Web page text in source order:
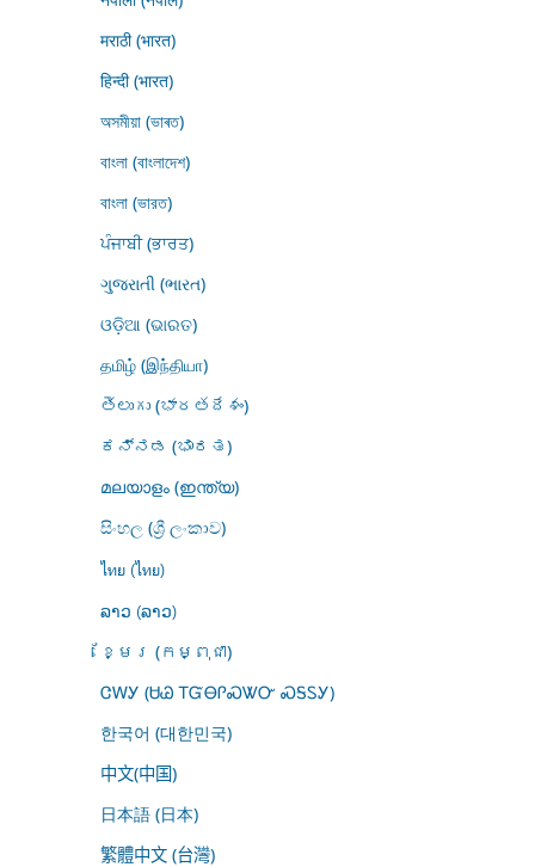
मराठी (भारत)
हिन्दी (भारत)
অসমীয়া (ভাৰত)
বাংলা (বাংলাদেশ)
বাংলা (ভারত)
ਪੰਜਾਬੀ (ਭਾਰਤ)
ગુજરાતી (ભારત)
ଓଡ଼ିଆ (ଭାରତ)
தமிழ் (இந்தியா)
తెలుగు (భారతదేశం)
ಕನ್ನಡ (ಭಾರತ)
മലയാളം (ഇന്ത്യ)
සිංහල (ශ්‍රී ලංකාව)
ไทย (ไทย)
ລາວ (ລາວ)
ខ្មែរ (កម្ពុជា)
ᏣᎳᎩ (ᏌᏊ ᎢᏳᎾᎵᏍᏔᏅ ᏍᎦᏚᎩ)
한국어 (대한민국)
中文(中国)
日本語 (日本)
繁體中文 (台灣)